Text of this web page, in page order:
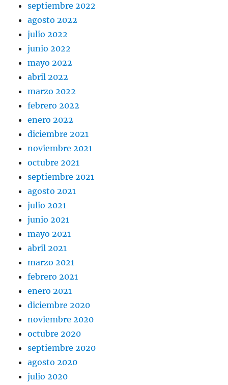
septiembre 2022
agosto 2022
julio 2022
junio 2022
mayo 2022
abril 2022
marzo 2022
febrero 2022
enero 2022
diciembre 2021
noviembre 2021
octubre 2021
septiembre 2021
agosto 2021
julio 2021
junio 2021
mayo 2021
abril 2021
marzo 2021
febrero 2021
enero 2021
diciembre 2020
noviembre 2020
octubre 2020
septiembre 2020
agosto 2020
julio 2020